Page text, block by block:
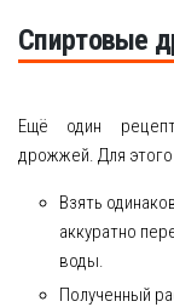
Спиртовые
Ещё один
дрожжей. Для
Взять
аккуратно
воды.
Полученный